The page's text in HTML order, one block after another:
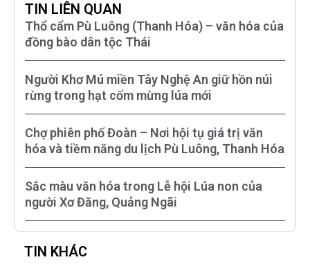
TIN LIÊN QUAN
Thổ cẩm Pù Luông (Thanh Hóa) – văn hóa của
đồng bào dân tộc Thái
Người Khơ Mú miền Tây Nghệ An giữ hồn núi
rừng trong hạt cốm mừng lúa mới
Chợ phiên phố Đoàn – Nơi hội tụ giá trị văn
hóa và tiềm năng du lịch Pù Luông, Thanh Hóa
Sắc màu văn hóa trong Lễ hội Lúa non của
người Xơ Đăng, Quảng Ngãi
TIN KHÁC